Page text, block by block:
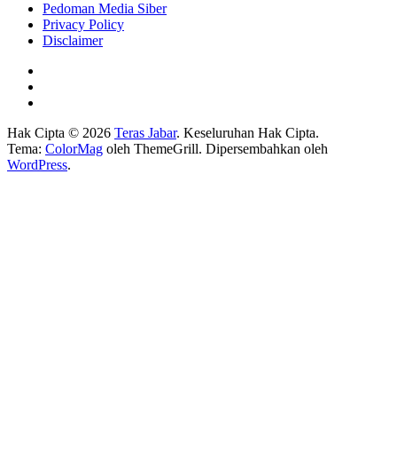
Pedoman Media Siber
Privacy Policy
Disclaimer
Hak Cipta © 2026 Teras Jabar. Keseluruhan Hak Cipta.
Tema: ColorMag oleh ThemeGrill. Dipersembahkan oleh
WordPress.